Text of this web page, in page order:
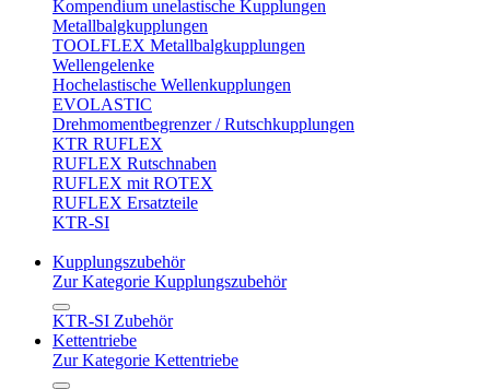
Kompendium unelastische Kupplungen
Metallbalgkupplungen
TOOLFLEX Metallbalgkupplungen
Wellengelenke
Hochelastische Wellenkupplungen
EVOLASTIC
Drehmomentbegrenzer / Rutschkupplungen
KTR RUFLEX
RUFLEX Rutschnaben
RUFLEX mit ROTEX
RUFLEX Ersatzteile
KTR-SI
Kupplungszubehör
Zur Kategorie Kupplungszubehör
KTR-SI Zubehör
Kettentriebe
Zur Kategorie Kettentriebe